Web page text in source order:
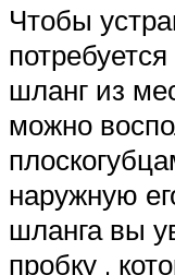
Чтобы
шланг из
можно
наружную
шланга вы
пробку ,